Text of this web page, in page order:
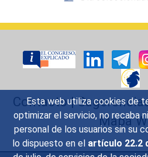
Esta web utiliza cookies de
optimizar el servicio, no recaba
personal de los usuarios sin su
lo dispuesto en el artículo 22.2
Contacto|
Mapa